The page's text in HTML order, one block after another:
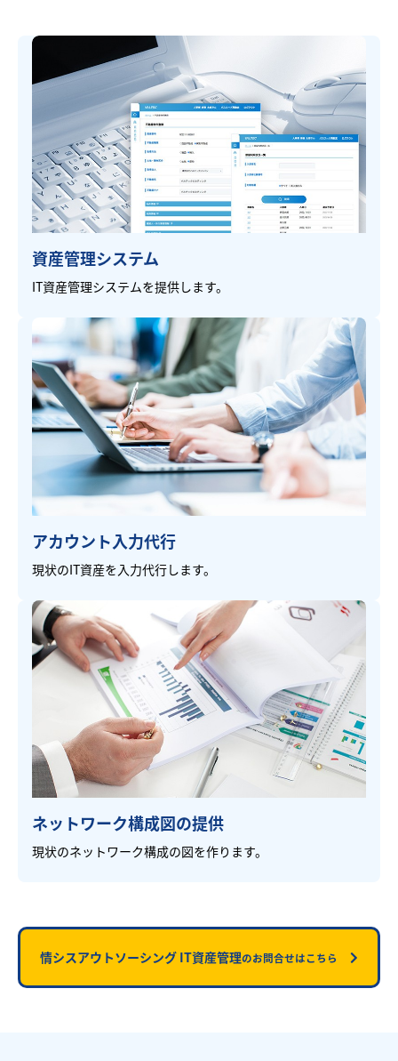
資産管理システム
IT資産管理システムを提供します。
アカウント入力代行
現状のIT資産を入力代行します。
ネットワーク構成図の提供
現状のネットワーク構成の図を作ります。
情シスアウトソーシング IT資産管理のお問合せはこちら